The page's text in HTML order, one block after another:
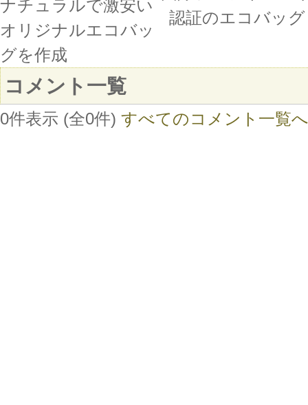
ナチュラルで激安い
オリジナルエコバッ
グを作成
認証のエコバッグ
コメント一覧
0件表示 (全0件) すべてのコメント一覧へ